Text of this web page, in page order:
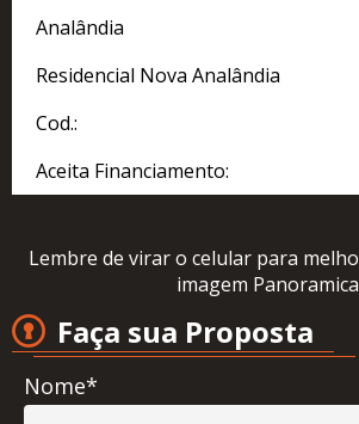
Financeiro
Localização
Contato
Analândia
Residencial Nova Analândia
Cod.:
Aceita Financiamento:
Lembre de virar o celular para
imagem Panoramica
Faça sua Proposta
Nome*